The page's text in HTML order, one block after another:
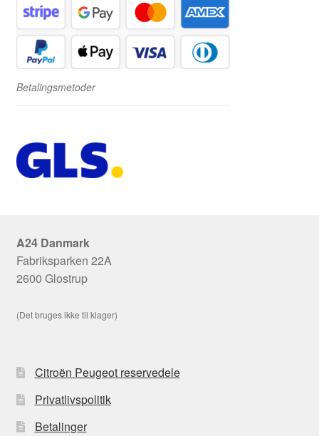
Betalingsmetoder
A24 Danmark
Fabriksparken 22A
2600 Glostrup
(Det bruges ikke til klager)
Citroën Peugeot reservedele
Privatlivspolitik
Betalinger